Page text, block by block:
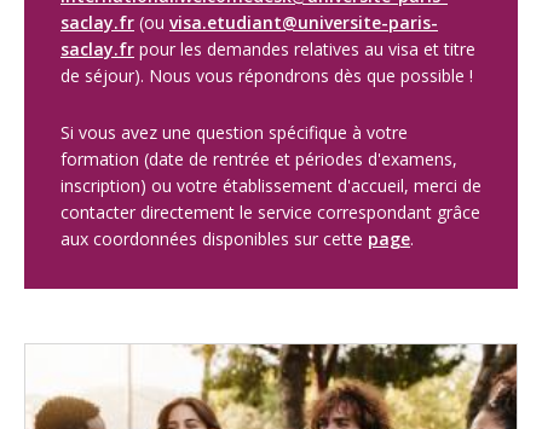
saclay.fr (ou visa.etudiant@universite-paris-
saclay.fr pour les demandes relatives au visa et titre
de séjour). Nous vous répondrons dès que possible !
Si vous avez une question spécifique à votre
formation (date de rentrée et périodes d'examens,
inscription) ou votre établissement d'accueil, merci de
contacter directement le service correspondant grâce
aux coordonnées disponibles sur cette page.